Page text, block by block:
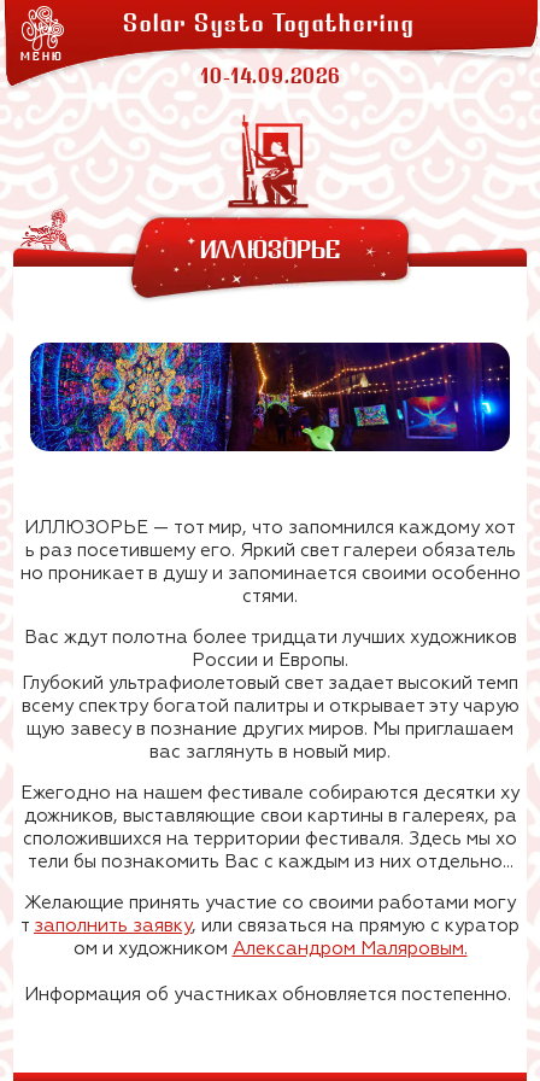
МЕНЮ
Solar Systo Togathering
10-14.09.2026
СОЛАРХЕЙМ
ЗАКАТНАЯ
ЛАВКИ
ПРОЖИВАНИЕ
АРЕНДА ПАЛАТОК
ИЛЛЮЗОРЬЕ
ИЛЛЮЗОРЬЕ — тот мир, что запомнился каждому хот
ь раз посетившему его. Яркий свет галереи обязатель
но проникает в душу и запоминается своими особенно
стями.
Вас ждут полотна более тридцати лучших художников
России и Европы.
Глубокий ультрафиолетовый свет задает высокий темп
всему спектру богатой палитры и открывает эту чарую
щую завесу в познание других миров. Мы приглашаем
вас заглянуть в новый мир.
Ежегодно на нашем фестивале собираются десятки ху
дожников, выставляющие свои картины в галереях, ра
сположившихся на территории фестиваля. Здесь мы хо
тели бы познакомить Вас с каждым из них отдельно...
Желающие принять участие со своими работами могу
т заполнить заявку, или связаться на прямую с куратор
ом и художником Александром Маляровым.
Информация об участниках обновляется постепенно.